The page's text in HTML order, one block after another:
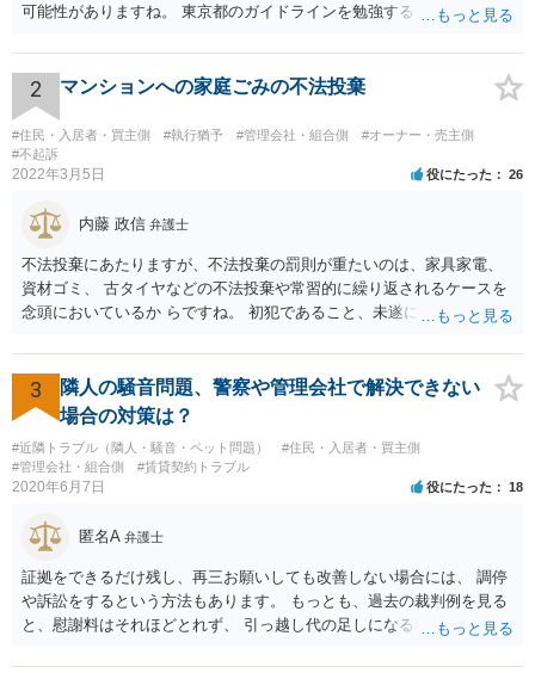
可能性がありますね。 東京都のガイドラインを勉強するといいでしょ
2 マンションへの家庭ごみの不法投棄
#住民・入居者・買主側 #執行猶予 #管理会社・組合側
#オーナー・売主側
#不起訴
2022年3月5日 役にたった 26
内藤 政信 弁護士
不法投棄にあたりますが、不法投棄の罰則が重たいのは、家具家電、
資材ゴミ、 古タイヤなどの不法投棄や常習的に繰り返されるケースを
念頭においているか らですね。 初犯であること、未遂に終わっている
ことはないでしょう。 様子見でいいでしょう。
3
隣人の騒音問題、警察や管理会社で解決できない
場合の対策は？
#近隣トラブル（隣人・騒音・ペット問題）
#住民・入居者・買主側
#管理会社・組合側
#賃貸契約トラブル
2020年6月7日 役にたった 18
匿名A 弁護士
証拠をできるだけ残し、再三お願いしても改善しない場合には、 調停
や訴訟をするという方法もあります。 もっとも、過去の裁判例を見る
と、慰謝料はそれほどとれず、 引っ越し代の足しになる程度に終わっ